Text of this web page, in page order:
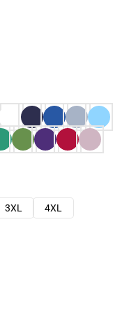
3XL
4XL